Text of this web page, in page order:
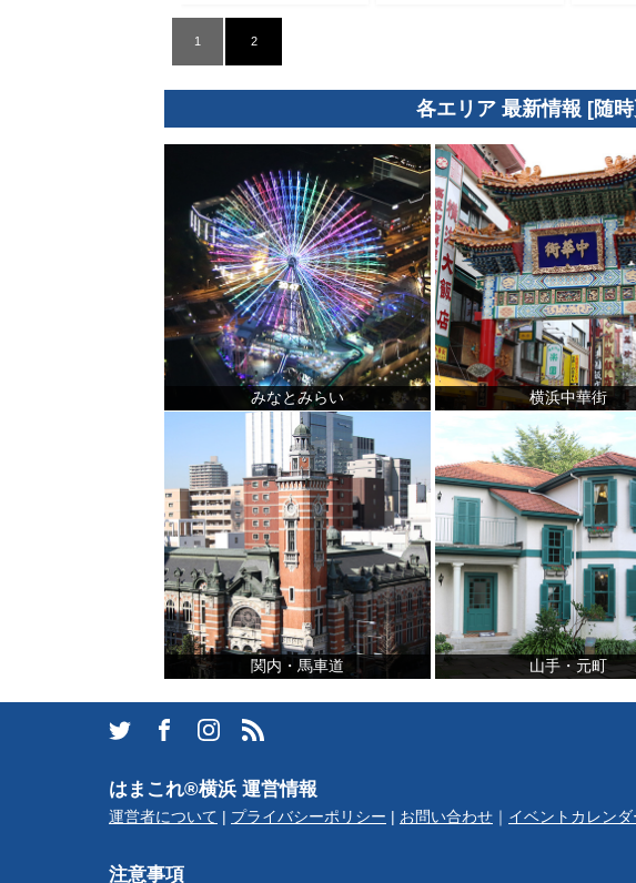
1 2
各エリア 最新情報 [随
みなとみらい 横浜中華街
関内・馬車道 山手・元町
はまこれ®横浜 運営情報
運営者について | プライバシーポリシー | お問い合わせ ｜ イベントカレンダ
注意事項